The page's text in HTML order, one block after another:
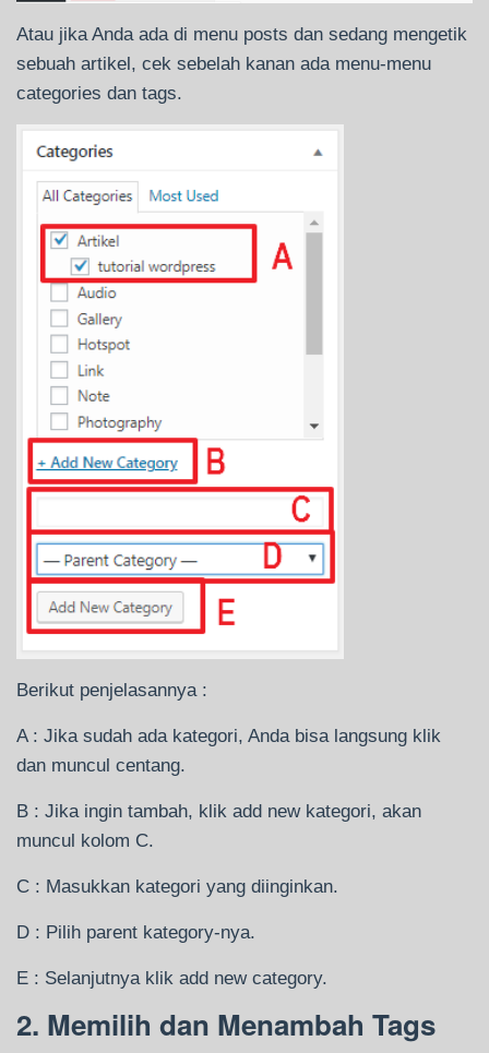
Atau jika Anda ada di menu posts dan sedang mengetik
sebuah artikel, cek sebelah kanan ada menu-menu
categories dan tags.
Berikut penjelasannya :
A : Jika sudah ada kategori, Anda bisa langsung klik
dan muncul centang.
B : Jika ingin tambah, klik add new kategori, akan
muncul kolom C.
C : Masukkan kategori yang diinginkan.
D : Pilih parent kategory-nya.
E : Selanjutnya klik add new category.
2. Memilih dan Menambah Tags